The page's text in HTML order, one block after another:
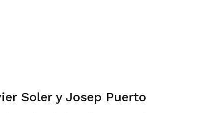
Soler y Josep Puerto